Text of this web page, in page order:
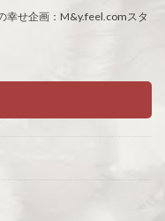
幸せ企画：M&y.feel.comスタ